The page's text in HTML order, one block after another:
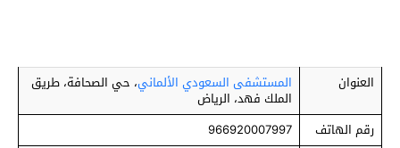
العنوان المستشفى السعودي الألماني، حي الصحافة، طريق
الملك فهد، الرياض
رقم الهاتف
966920007997